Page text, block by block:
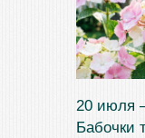
20 июля
Бабочки